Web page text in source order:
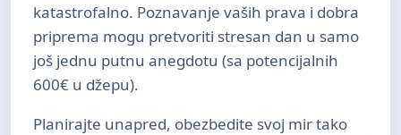
katastrofalno. Poznavanje vaših prava i dobra
priprema mogu pretvoriti stresan dan u samo
još jednu putnu anegdotu (sa potencijalnih
600€ u džepu).
Planirajte unapred, obezbedite svoj mir tako